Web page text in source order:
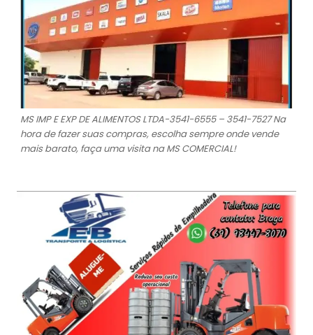
MS IMP E EXP DE ALIMENTOS LTDA-3541-6555 – 3541-7527 Na
hora de fazer suas compras, escolha sempre onde vende
mais barato, faça uma visita na MS COMERCIAL!